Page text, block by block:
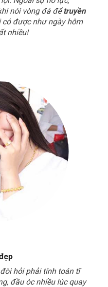
nói vòng đá đểtruyền
được như ngày hôm
nhiều!
hỏi phải tính toán tĩ
đầu óc nhiều lúc quay